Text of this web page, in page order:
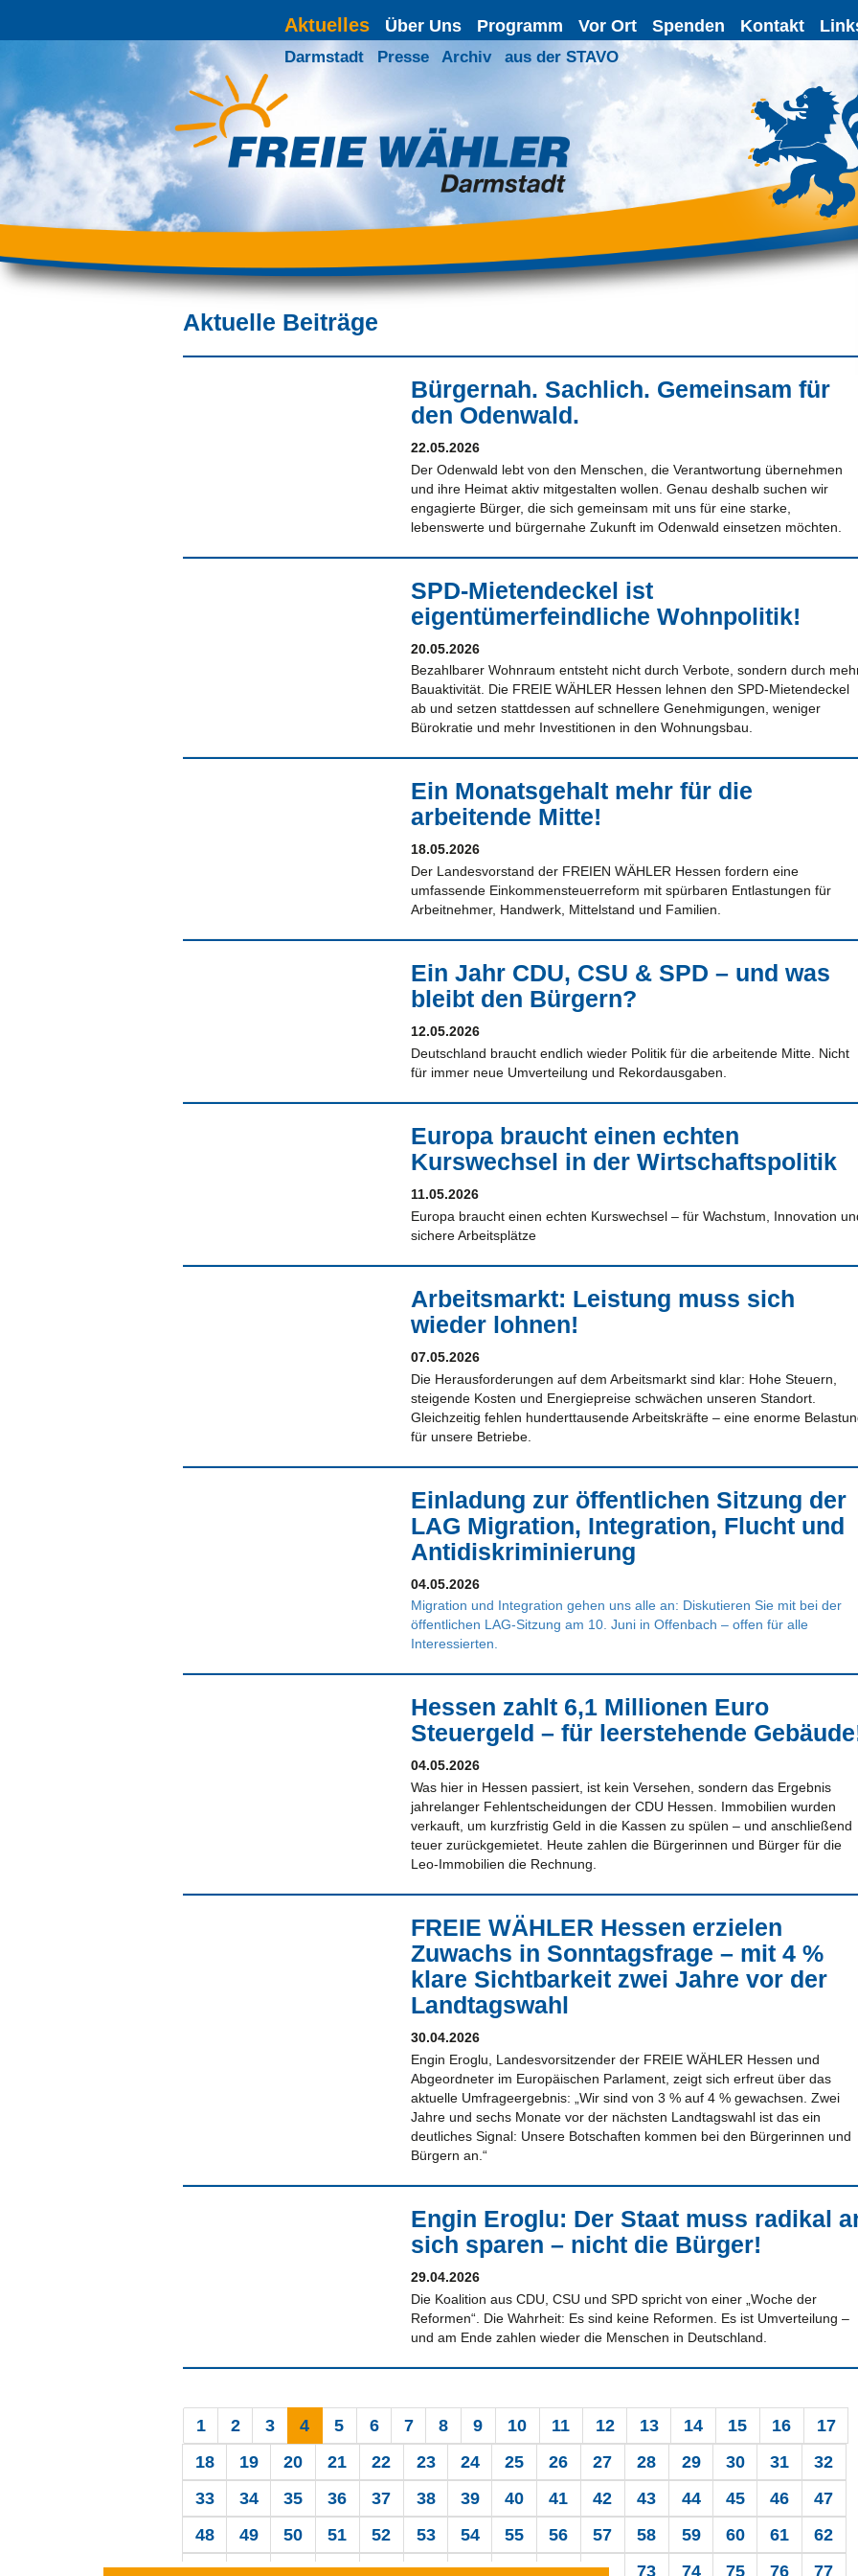
Aktuelles Über Uns Programm Vor Ort Spenden Kontakt
Darmstadt Presse Archiv aus der STAVO
Aktuelle Beiträge
Bürgernah. Sachlich. Gemeinsam für
den Odenwald.
22.05.2026
Der Odenwald lebt von den Menschen, die Verantwortung übernehmen
und ihre Heimat aktiv mitgestalten wollen. Genau deshalb suchen wir
engagierte Bürger, die sich gemeinsam mit uns für eine starke,
lebenswerte und bürgernahe Zukunft im Odenwald einsetzen möchten.
SPD-Mietendeckel ist
eigentümerfeindliche Wohnpolitik!
20.05.2026
Bezahlbarer Wohnraum entsteht nicht durch Verbote, sondern durch
Bauaktivität. Die FREIE WÄHLER Hessen lehnen den SPD-Mietendeckel
ab und setzen stattdessen auf schnellere Genehmigungen, weniger
Bürokratie und mehr Investitionen in den Wohnungsbau.
Ein Monatsgehalt mehr für die
arbeitende Mitte!
18.05.2026
Der Landesvorstand der FREIEN WÄHLER Hessen fordern eine
umfassende Einkommensteuerreform mit spürbaren Entlastungen für
Arbeitnehmer, Handwerk, Mittelstand und Familien.
Ein Jahr CDU, CSU & SPD – und was
bleibt den Bürgern?
12.05.2026
Deutschland braucht endlich wieder Politik für die arbeitende Mitte. Nicht
für immer neue Umverteilung und Rekordausgaben.
Europa braucht einen echten
Kurswechsel in der Wirtschaftspolitik
11.05.2026
Europa braucht einen echten Kurswechsel – für Wachstum, Innovation
sichere Arbeitsplätze
Arbeitsmarkt: Leistung muss sich
wieder lohnen!
07.05.2026
Die Herausforderungen auf dem Arbeitsmarkt sind klar: Hohe Steuern,
steigende Kosten und Energiepreise schwächen unseren Standort.
Gleichzeitig fehlen hunderttausende Arbeitskräfte – eine enorme
für unsere Betriebe.
Einladung zur öffentlichen Sitzung der
LAG Migration, Integration, Flucht und
Antidiskriminierung
04.05.2026
Migration und Integration gehen uns alle an: Diskutieren Sie mit bei der
öffentlichen LAG-Sitzung am 10. Juni in Offenbach – offen für alle
Interessierten.
Hessen zahlt 6,1 Millionen Euro
Steuergeld – für leerstehende
04.05.2026
Was hier in Hessen passiert, ist kein Versehen, sondern das Ergebnis
jahrelanger Fehlentscheidungen der CDU Hessen. Immobilien wurden
verkauft, um kurzfristig Geld in die Kassen zu spülen – und anschließend
teuer zurückgemietet. Heute zahlen die Bürgerinnen und Bürger für die
Leo-Immobilien die Rechnung.
FREIE WÄHLER Hessen erzielen
Zuwachs in Sonntagsfrage – mit 4 %
klare Sichtbarkeit zwei Jahre vor der
Landtagswahl
30.04.2026
Engin Eroglu, Landesvorsitzender der FREIE WÄHLER Hessen und
Abgeordneter im Europäischen Parlament, zeigt sich erfreut über das
aktuelle Umfrageergebnis: „Wir sind von 3 % auf 4 % gewachsen. Zwei
Jahre und sechs Monate vor der nächsten Landtagswahl ist das ein
deutliches Signal: Unsere Botschaften kommen bei den Bürgerinnen und
Bürgern an.“
Engin Eroglu: Der Staat muss radikal
sich sparen – nicht die Bürger!
29.04.2026
Die Koalition aus CDU, CSU und SPD spricht von einer „Woche der
Reformen“. Die Wahrheit: Es sind keine Reformen. Es ist Umverteilung –
und am Ende zahlen wieder die Menschen in Deutschland.
1 2 3 4 5 6 7 8 9 10 11 12 13 14 15 16
17
18
19 20 21 22 23 24 25 26 27 28 29 30 31
32
33
34 35 36 37 38 39 40 41 42 43 44 45 46
47
48
49 50 51 52 53 54 55 56 57 58 59 60 61
62
63
64 65 66 67 68 69 70 71 72 73 74 75 76 77